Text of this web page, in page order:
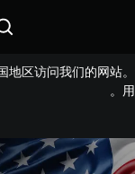
地区访问我们的网站